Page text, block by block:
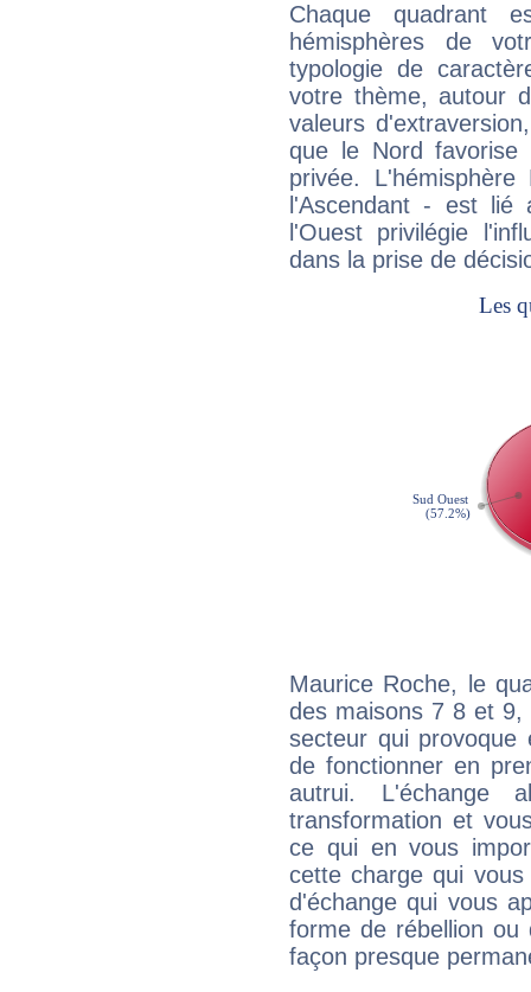
Chaque quadrant
hémisphères de
typologie de
votre thème, autour
valeurs
que le Nord favorise
privée.
l'Ascendant - est
l'Ouest privilégie
dans la prise de
Maurice Roche, le
des maisons 7 8 et
secteur qui provoque
de fonctionner en
autrui. L'échange
transformation et
ce qui en vous
cette charge qui
d'échange qui vous
forme de rébellion ou
façon presque